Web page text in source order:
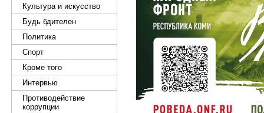
Культура и искусство
Будь бдителен
Политика
Спорт
Кроме того
Интервью
Противодействие
коррупции